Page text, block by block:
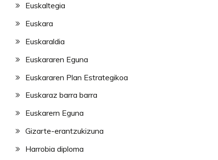
Euskaltegia
Euskara
Euskaraldia
Euskararen Eguna
Euskararen Plan Estrategikoa
Euskaraz barra barra
Euskarern Eguna
Gizarte-erantzukizuna
Harrobia diploma